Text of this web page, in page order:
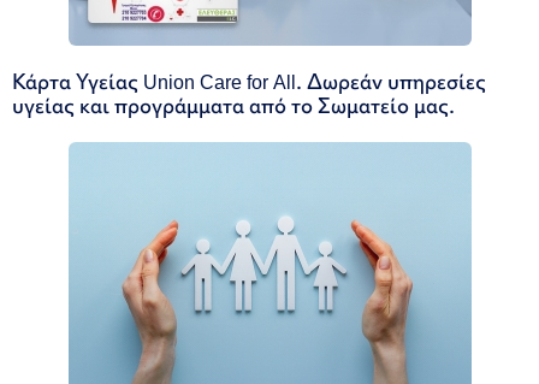
Κάρτα Υγείας Union Care for All. Δωρεάν υπηρεσίες
υγείας και προγράμματα από το Σωματείο μας.